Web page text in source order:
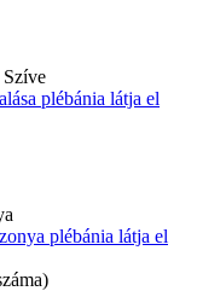
Szíve
plébánia látja el
plébánia látja el